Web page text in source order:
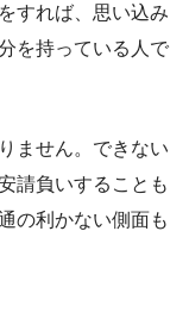
すれば、思い込み
を持っている人で
ません。できない
請負いすることも
の利かない側面も